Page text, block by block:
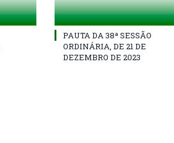
PAUTA DA 38ª SESSÃO
ORDINÁRIA, DE 21 DE
DEZEMBRO DE 2023